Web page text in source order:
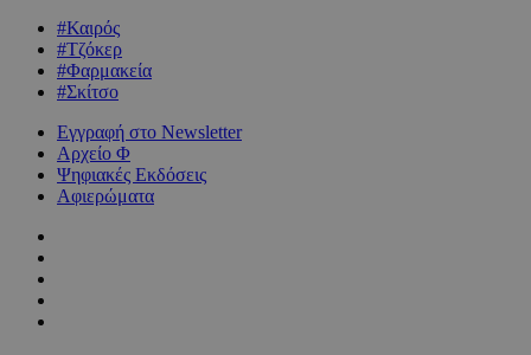
#Καιρός
#Τζόκερ
#Φαρμακεία
#Σκίτσο
Εγγραφή στο Newsletter
Αρχείο Φ
Ψηφιακές Εκδόσεις
Αφιερώματα